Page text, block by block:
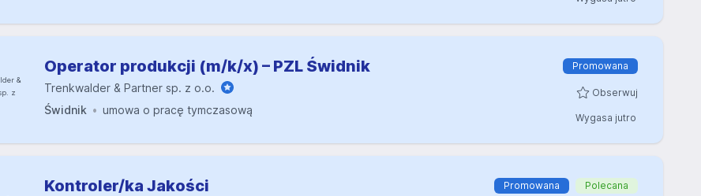
Operator produkcji (m/k/x) – PZL Świdnik
Trenkwalder & Partner sp. z o.o.
Świdnik
umowa o pracę tymczasową
Promowana
Obserwuj
Wygasa jutro
Kontroler/ka Jakości Promowana Polecana